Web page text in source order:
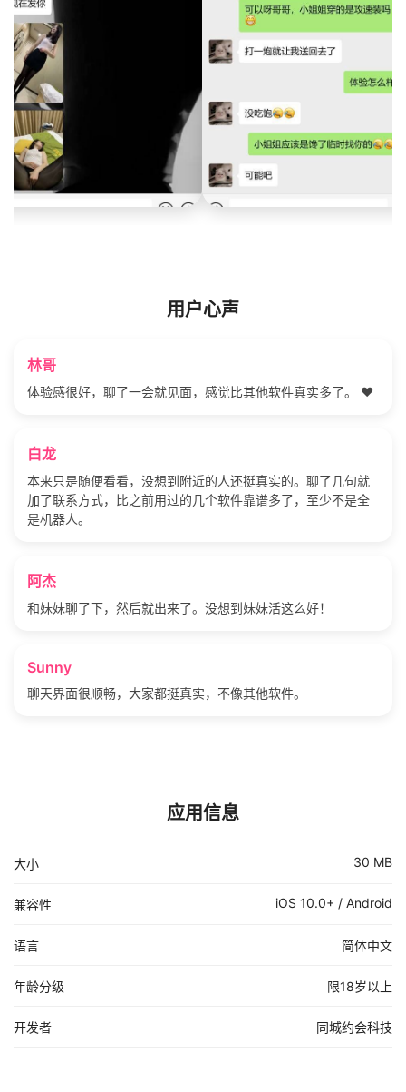
用户心声
林哥
体验感很好，聊了一会就见面，感觉比其他软件真实多了。 ❤️
白龙
本来只是随便看看，没想到附近的人还挺真实的。聊了几句就
加了联系方式，比之前用过的几个软件靠谱多了，至少不是全
是机器人。
阿杰
和妹妹聊了下，然后就出来了。没想到妹妹活这么好！
Sunny
聊天界面很顺畅，大家都挺真实，不像其他软件。
应用信息
大小 30 MB
兼容性 iOS 10.0+ / Android
语言 简体中文
年龄分级 限18岁以上
开发者 同城约会科技